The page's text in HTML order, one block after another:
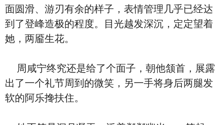
面圆滑、游刃有余的样子，表情管理几乎已经达
到了登峰造极的程度。目光越发深沉，定定望着
她，两靥生花。
周咸宁终究还是给了个面子，朝他颔首，展露
出了一个礼节周到的微笑，另一手将身后两腿发
软的阿乐搀扶住。